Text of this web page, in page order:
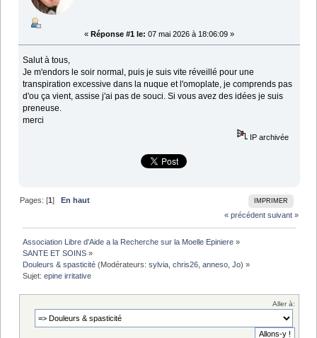
« Réponse #1 le: 07 mai 2026 à 18:06:09 »
Salut à tous,
Je m'endors le soir normal, puis je suis vite réveillé pour une
transpiration excessive dans la nuque et l'omoplate, je comprends pas
d'ou ça vient, assise j'ai pas de souci. Si vous avez des idées je suis
preneuse.
merci
IP archivée
IMPRIMER
Pages: [1]En haut
« précédent suivant »
Association Libre d'Aide a la Recherche sur la Moelle Epiniere »
SANTE ET SOINS »
Douleurs & spasticité (Modérateurs:sylvia ,chris26 ,anneso ,Jo) »
Sujet:epine irritative
Aller à: